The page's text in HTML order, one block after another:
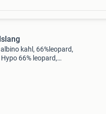
kahl, 66%leopard,
66% leopard,